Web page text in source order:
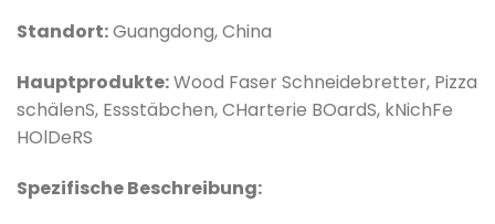
Standort:Guangdong, China
Hauptprodukte:Wood Faser Schneidebretter, Pizza
schälenS, Essstäbchen,CHarterie BOardS, kNichFe
HOlDeRS
Spezifische Beschreibung: